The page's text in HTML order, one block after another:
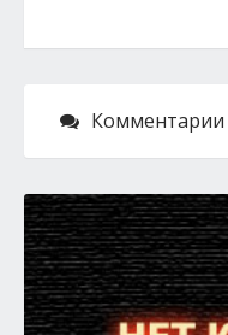
Комментарии